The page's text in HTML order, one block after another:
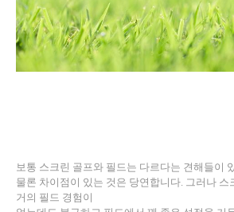
보통 스크린 골프와 필드는 다르다는 견해들이
물론 차이점이 있는 것은 당연합니다 그러나 스
거의 필드 경험이